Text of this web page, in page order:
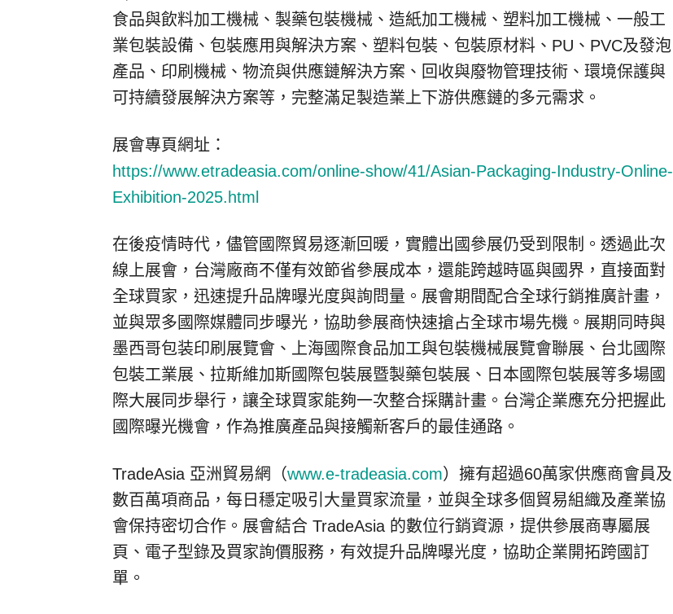
食品與飲料加工機械、製藥包裝機械、造紙加工機械、塑料加工機械、一般工
業包裝設備、包裝應用與解決方案、塑料包裝、包裝原材料、PU、PVC及發泡
產品、印刷機械、物流與供應鏈解決方案、回收與廢物管理技術、環境保護與
可持續發展解決方案等，完整滿足製造業上下游供應鏈的多元需求。
展會專頁網址：
https://www.etradeasia.com/online-show/41/Asian-Packaging-Industry-Online-
Exhibition-2025.html
在後疫情時代，儘管國際貿易逐漸回暖，實體出國參展仍受到限制。透過此次
線上展會，台灣廠商不僅有效節省參展成本，還能跨越時區與國界，直接面對
全球買家，迅速提升品牌曝光度與詢問量。展會期間配合全球行銷推廣計畫，
並與眾多國際媒體同步曝光，協助參展商快速搶占全球市場先機。展期同時與
墨西哥包装印刷展覽會、上海國際食品加工與包裝機械展覽會聯展、台北國際
包裝工業展、拉斯維加斯國際包裝展暨製藥包裝展、日本國際包裝展等多場國
際大展同步舉行，讓全球買家能夠一次整合採購計畫。台灣企業應充分把握此
國際曝光機會，作為推廣產品與接觸新客戶的最佳通路。
TradeAsia 亞洲貿易網（www.e-tradeasia.com）擁有超過60萬家供應商會員及
數百萬項商品，每日穩定吸引大量買家流量，並與全球多個貿易組織及產業協
會保持密切合作。展會結合 TradeAsia 的數位行銷資源，提供參展商專屬展
頁、電子型錄及買家詢價服務，有效提升品牌曝光度，協助企業開拓跨國訂
單。